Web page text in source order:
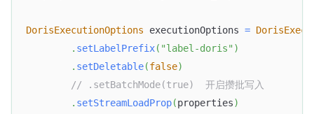
DorisExecutionOptions executionOptions =
. setLabelPrefix( "label-doris" )
. setDeletable(false)
// .setBatchMode(true)  开启攒批写入
. setStreamLoadProp(properties)